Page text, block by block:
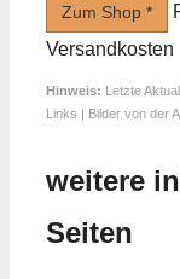
Zum Shop *
Versandkosten
Hinweis: Letzte
Links | Bilder von der
weitere
Seiten